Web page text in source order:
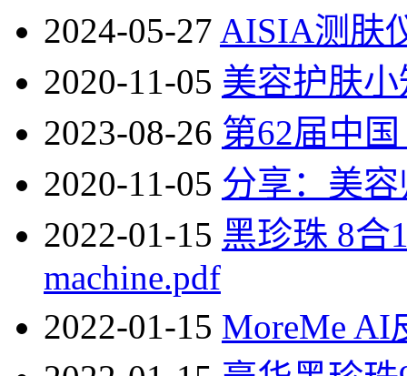
2024-05-27 AISIA测肤
2020-11-05 美容护肤
2023-08-26 第62届中
2020-11-05 分享：美
2022-01-15 黑珍珠 8合
machine.pdf
2022-01-15 MoreMe AI